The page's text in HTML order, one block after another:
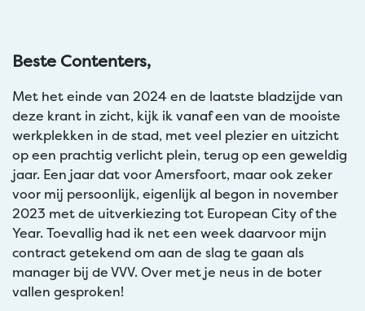
Beste Contenters,
Met het einde van 2024 en de laatste bladzijde van
deze krant in zicht, kijk ik vanaf een van de mooiste
werkplekken in de stad, met veel plezier en uitzicht
op een prachtig verlicht plein, terug op een geweldig
jaar. Een jaar dat voor Amersfoort, maar ook zeker
voor mij persoonlijk, eigenlijk al begon in november
2023 met de uitverkiezing tot European City of the
Year. Toevallig had ik net een week daarvoor mijn
contract getekend om aan de slag te gaan als
manager bij de VVV. Over met je neus in de boter
vallen gesproken!